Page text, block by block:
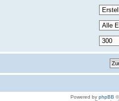
Powered by phpBB